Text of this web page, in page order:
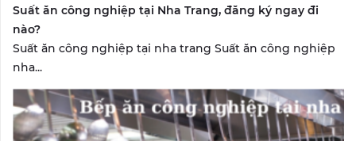
Suất ăn công nghiệp tại Nha Trang, đăng ký ngay đi
nào?
Suất ăn công nghiệp tại nha trang Suất ăn công nghiệp
nha...